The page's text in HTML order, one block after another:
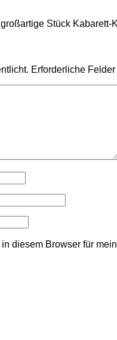
Stück Kabarett-
Erforderliche
diesem Browser für